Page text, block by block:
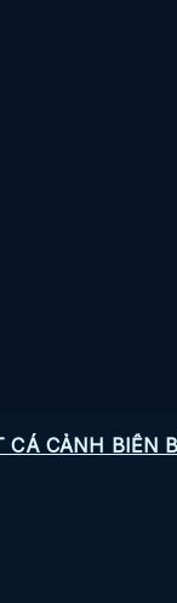
CÁ CẢNH BIỂN